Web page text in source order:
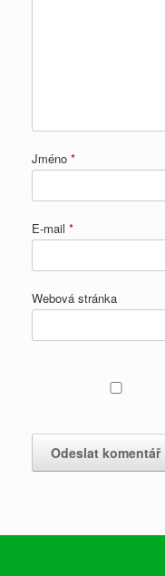
Jméno *
E-mail *
Webová stránka